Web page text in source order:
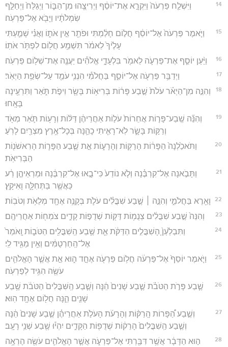
14
וַיִּשְׁלַ֤ח פַּרְעֹה֙ וַיִּקְרָ֣א אֶת־יוֹסֵ֔ף וַיְרִיצֻ֖הוּ מִן־הַבּ֑וֹר וַיְגַלַּח֙ וַיְחַלֵּ֣ף
שִׂמְלֹתָ֔יו וַיָּבֹ֖א אֶל־פַּרְעֹֽה׃
15
וַיֹּ֤אמֶר פַּרְעֹה֙ אֶל־יוֹסֵ֔ף חֲל֣וֹם חָלַ֔מְתִּי וּפֹתֵ֖ר אֵ֣ין אֹת֑וֹ וַאֲנִ֗י שָׁמַ֤עְתִּי
עָלֶ֙יךָ֙ לֵאמֹ֔ר תִּשְׁמַ֥ע חֲל֖וֹם לִפְתֹּ֥ר אֹתֽוֹ׃
16 וַיַּ֨עַן יוֹסֵ֧ף אֶת־פַּרְעֹ֛ה לֵאמֹ֖ר בִּלְעָדָ֑י אֱלֹהִ֕ים יַעֲנֶ֖ה אֶת־שְׁל֥וֹם פַּרְעֹֽה׃
17 וַיְדַבֵּ֥ר פַּרְעֹ֖ה אֶל־יוֹסֵ֑ף בַּחֲלֹמִ֕י הִנְנִ֥י עֹמֵ֖ד עַל־שְׂפַ֥ת הַיְאֹֽר׃
18
וְהִנֵּ֣ה מִן־הַיְאֹ֗ר עֹלֹת֙ שֶׁ֣בַע פָּר֔וֹת בְּרִיא֥וֹת בָּשָׂ֖ר וִיפֹ֣ת תֹּ֑אַר וַתִּרְעֶ֖ינָה
בָּאָֽחוּ׃
19
וְהִנֵּ֞ה שֶֽׁבַע־פָּר֤וֹת אֲחֵרוֹת֙ עֹל֣וֹת אַחֲרֵיהֶ֔ן דַּלּ֨וֹת וְרָע֥וֹת תֹּ֛אַר מְאֹ֖ד
וְרַקּ֣וֹת בָּשָׂ֑ר לֹֽא־רָאִ֧יתִי כָהֵ֛נָּה בְּכָל־אֶ֥רֶץ מִצְרַ֖יִם לָרֹֽעַ׃
20
וַתֹּאכַ֙לְנָה֙ הַפָּר֔וֹת הָרַקּ֖וֹת וְהָרָע֑וֹת אֵ֣ת שֶׁ֧בַע הַפָּר֛וֹת הָרִאשֹׁנ֖וֹת
הַבְּרִיאֹֽת׃
21
וַתָּבֹ֣אנָה אֶל־קִרְבֶּ֗נָה וְלֹ֤א נוֹדַע֙ כִּי־בָ֣אוּ אֶל־קִרְבֶּ֔נָה וּמַרְאֵיהֶ֣ן רַ֔ע
כַּאֲשֶׁ֖ר בַּתְּחִלָּ֑ה וָאִיקָֽץ׃
22 וָאֵ֖רֶא בַּחֲלֹמִ֑י וְהִנֵּ֣ה ׀ שֶׁ֣בַע שִׁבֳּלִ֗ים עֹלֹ֛ת בְּקָנֶ֥ה אֶחָ֖ד מְלֵאֹ֥ת וְטֹבֽוֹת׃
23 וְהִנֵּה֙ שֶׁ֣בַע שִׁבֳּלִ֔ים צְנֻמ֥וֹת דַּקּ֖וֹת שְׁדֻפ֣וֹת קָדִ֑ים צֹמְח֖וֹת אַחֲרֵיהֶֽם׃
24
וַתִּבְלַ֙עְןָ֙ הָשִׁבֳּלִ֣ים הַדַּקֹּ֔ת אֵ֛ת שֶׁ֥בַע הַֽשִׁבֳּלִ֖ים הַטֹּב֑וֹת וָֽאֹמַר֙
אֶל־הַֽחַרְטֻמִּ֔ים וְאֵ֥ין מַגִּ֖יד לִֽי׃
25
וַיֹּ֤אמֶר יוֹסֵף֙ אֶל־פַּרְעֹ֔ה חֲל֥וֹם פַּרְעֹ֖ה אֶחָ֣ד ה֑וּא אֵ֣ת אֲשֶׁ֧ר הָאֱלֹהִ֛ים
עֹשֶׂ֖ה הִגִּ֥יד לְפַרְעֹֽה׃
26
שֶׁ֧בַע פָּרֹ֣ת הַטֹּבֹ֗ת שֶׁ֤בַע שָׁנִים֙ הֵ֔נָּה וְשֶׁ֤בַע הַֽשִּׁבֳּלִים֙ הַטֹּבֹ֔ת שֶׁ֥בַע
שָׁנִ֖ים הֵ֑נָּה חֲל֖וֹם אֶחָ֥ד הֽוּא׃
27
וְשֶׁ֣בַע הַ֠פָּרוֹת הָֽרַקּ֨וֹת וְהָרָעֹ֜ת הָעֹלֹ֣ת אַחֲרֵיהֶ֗ן שֶׁ֤בַע שָׁנִים֙ הֵ֔נָּה
וְשֶׁ֤בַע הַֽשִׁבֳּלִים֙ הָרֵק֔וֹת שְׁדֻפ֖וֹת הַקָּדִ֑ים יִהְי֕וּ שֶׁ֖בַע שְׁנֵ֥י רָעָֽב׃
28
ה֣וּא הַדָּבָ֔ר אֲשֶׁ֥ר דִּבַּ֖רְתִּי אֶל־פַּרְעֹ֑ה אֲשֶׁ֧ר הָאֱלֹהִ֛ים עֹשֶׂ֖ה הֶרְאָ֥ה